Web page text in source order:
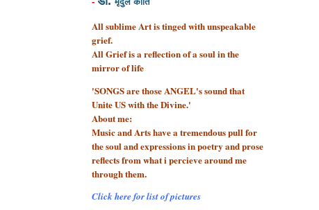
All sublime Art is tinged with unspeakable
grief.
All Grief is a reflection of a soulin the
mirror of life
'SONGS are those ANGEL's sound that
Unite US with the Divine.'
About me:
Music and Arts have a tremendous pull for
the soul and expressions in poetry and prose
reflects from what i percieve around me
through them.
Click here for list of pictures